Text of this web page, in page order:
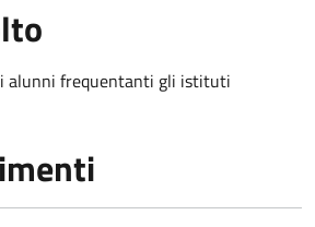
alunni frequentanti gli istituti